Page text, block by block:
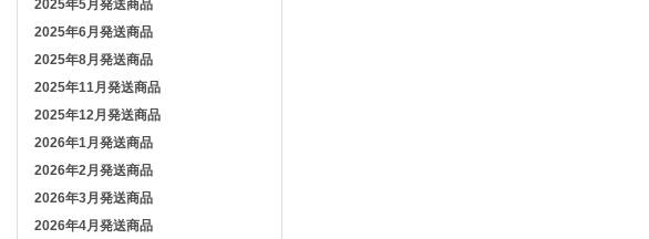
2025年5月発送商品
2025年6月発送商品
2025年8月発送商品
2025年11月発送商品
2025年12月発送商品
2026年1月発送商品
2026年2月発送商品
2026年3月発送商品
2026年4月発送商品